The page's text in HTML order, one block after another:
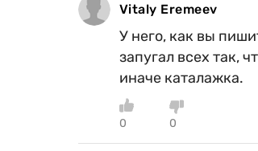
Vitaly Eremeev
У него, как вы
запугал всех так,
иначе каталажка.
0 0